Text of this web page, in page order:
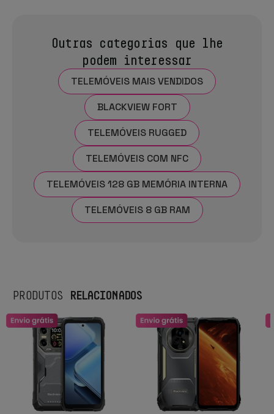
Outras categorias que lhe
podem interessar
TELEMÓVEIS MAIS VENDIDOS
BLACKVIEW FORT
TELEMÓVEIS RUGGED
TELEMÓVEIS COM NFC
TELEMÓVEIS 128 GB MEMÓRIA INTERNA
TELEMÓVEIS 8 GB RAM
PRODUTOS RELACIONADOS